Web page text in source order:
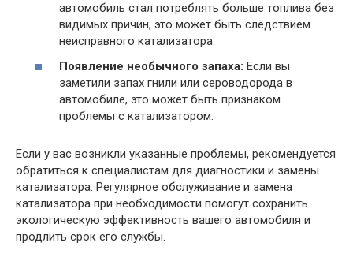
автомобиль стал потреблять больше топлива без
видимых причин, это может быть следствием
неисправного катализатора.
Появление необычного запаха: Если вы
заметили запах гнили или сероводорода в
автомобиле, это может быть признаком
проблемы с катализатором.
Если у вас возникли указанные проблемы, рекомендуется
обратиться к специалистам для диагностики и замены
катализатора. Регулярное обслуживание и замена
катализатора при необходимости помогут сохранить
экологическую эффективность вашего автомобиля и
продлить срок его службы.